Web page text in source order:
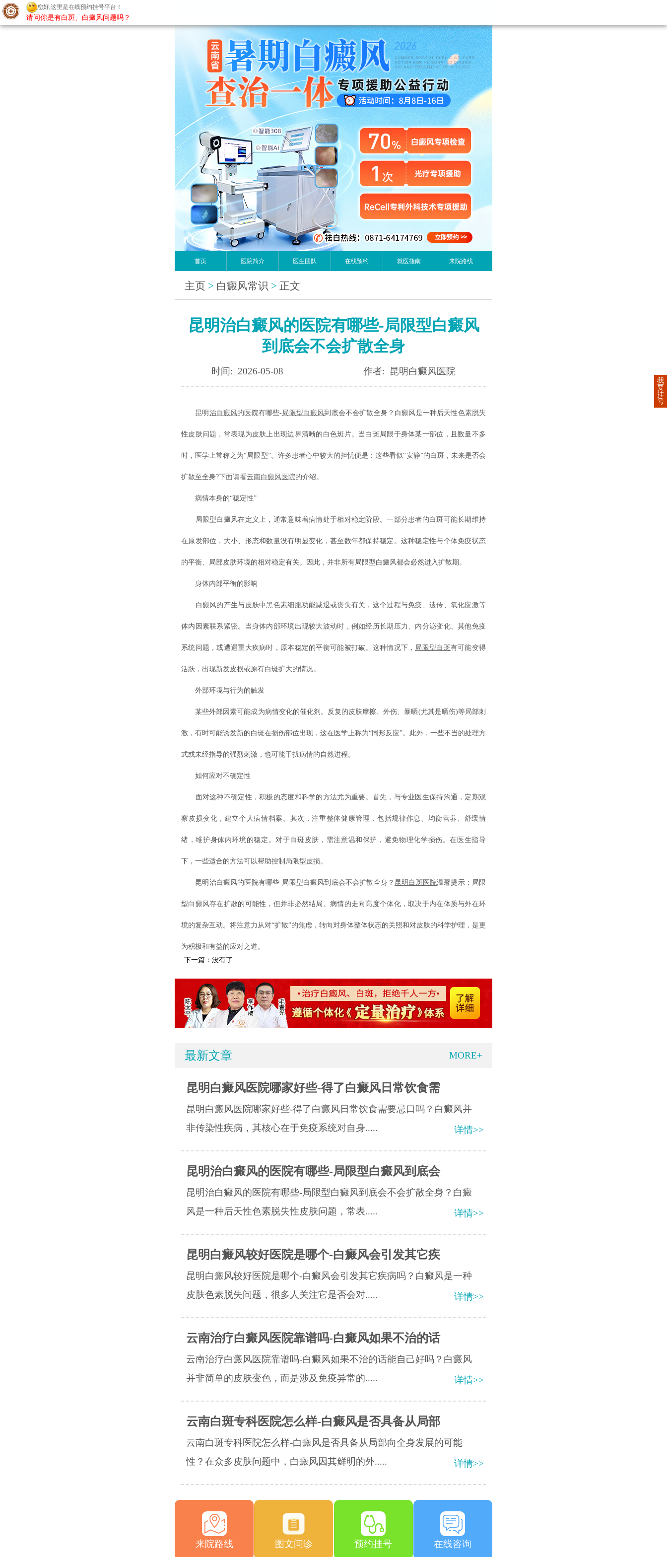
首页 医院简介 医生团队 在线预约 就医指南 来院路线
主页 > 白癜风常识 > 正文
昆明治白癜风的医院有哪些-局限型白癜风
到底会不会扩散全身
时间: 2026-05-08 作者: 昆明白癜风医院
昆明 治白癜风的医院有哪些-局限型白癜风到底会不会扩散全身？白癜风是一种后天性色素脱失
性皮肤问题，常表现为皮肤上出现边界清晰的白色斑片。当白斑局限于身体某一部位，且数量不多
时，医学上常称之为“局限型”。许多患者心中较大的担忧便是：这些看似“安静”的白斑，未来是否会
扩散至全身?下面请看云南白癜风医院的介绍。
病情本身的“稳定性”
局限型白癜风在定义上，通常意味着病情处于相对稳定阶段。一部分患者的白斑可能长期维持
在原发部位，大小、形态和数量没有明显变化，甚至数年都保持稳定。这种稳定性与个体免疫状态
的平衡、局部皮肤环境的相对稳定有关。因此，并非所有局限型白癜风都会必然进入扩散期。
身体内部平衡的影响
白癜风的产生与皮肤中黑色素细胞功能减退或丧失有关，这个过程与免疫、遗传、氧化应激等
体内因素联系紧密。当身体内部环境出现较大波动时，例如经历长期压力、内分泌变化、其他免疫
系统问题，或遭遇重大疾病时，原本稳定的平衡可能被打破。这种情况下， 局限型白斑有可能变得
活跃，出现新发皮损或原有白斑扩大的情况。
外部环境与行为的触发
某些外部因素可能成为病情变化的催化剂。反复的皮肤摩擦、外伤、暴晒(尤其是晒伤)等局部刺
激，有时可能诱发新的白斑在损伤部位出现，这在医学上称为“同形反应”。此外，一些不当的处理方
式或未经指导的强烈刺激，也可能干扰病情的自然进程。
如何应对不确定性
面对这种不确定性，积极的态度和科学的方法尤为重要。首先，与专业医生保持沟通，定期观
察皮损变化，建立个人病情档案。其次，注重整体健康管理，包括规律作息、均衡营养、舒缓情
绪，维护身体内环境的稳定。对于白斑皮肤，需注意温和保护，避免物理化学损伤。在医生指导
下，一些适合的方法可以帮助控制局限型皮损。
昆明治白癜风的医院有哪些-局限型白癜风到底会不会扩散全身？ 昆明白斑医院温馨提示：局限
型白癜风存在扩散的可能性，但并非必然结局。病情的走向高度个体化，取决于内在体质与外在环
境的复杂互动。将注意力从对“扩散”的焦虑，转向对身体整体状态的关照和对皮肤的科学护理，是更
为积极和有益的应对之道。
下一篇：没有了
最新文章 MORE+
昆明白癜风医院哪家好些-得了白癜风日常饮食需
昆明白癜风医院哪家好些-得了白癜风日常饮食需要忌口吗？白癜风并
非传染性疾病，其核心在于免疫系统对自身.....
详情>>
昆明治白癜风的医院有哪些-局限型白癜风到底会
昆明治白癜风的医院有哪些-局限型白癜风到底会不会扩散全身？白癜
风是一种后天性色素脱失性皮肤问题，常表.....
详情>>
昆明白癜风较好医院是哪个-白癜风会引发其它疾
昆明白癜风较好医院是哪个-白癜风会引发其它疾病吗？白癜风是一种
皮肤色素脱失问题，很多人关注它是否会对.....
详情>>
云南治疗白癜风医院靠谱吗-白癜风如果不治的话
云南治疗白癜风医院靠谱吗-白癜风如果不治的话能自己好吗？白癜风
并非简单的皮肤变色，而是涉及免疫异常的.....
详情>>
云南白斑专科医院怎么样-白癜风是否具备从局部
云南白斑专科医院怎么样-白癜风是否具备从局部向全身发展的可能
性？在众多皮肤问题中，白癜风因其鲜明的外.....
详情>>
来院路线 图文问诊 预约挂号 在线咨询
我
要
挂
号
您好,这里是在线预约挂号平台！
请问你是有白斑、白癜风问题吗？